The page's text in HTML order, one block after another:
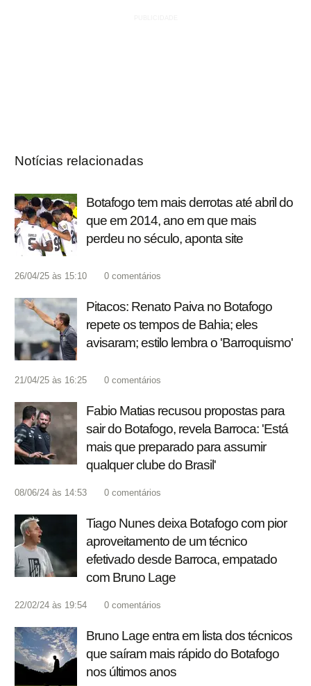
Notícias relacionadas
Botafogo tem mais derrotas até abril do
que em 2014, ano em que mais
perdeu no século, aponta site
26/04/25 às 15:10 0 comentários
Pitacos: Renato Paiva no Botafogo
repete os tempos de Bahia; eles
avisaram; estilo lembra o 'Barroquismo'
21/04/25 às 16:25 0 comentários
Fabio Matias recusou propostas para
sair do Botafogo, revela Barroca: 'Está
mais que preparado para assumir
qualquer clube do Brasil'
08/06/24 às 14:53 0 comentários
Tiago Nunes deixa Botafogo com pior
aproveitamento de um técnico
efetivado desde Barroca, empatado
com Bruno Lage
22/02/24 às 19:54 0 comentários
Bruno Lage entra em lista dos técnicos
que saíram mais rápido do Botafogo
nos últimos anos